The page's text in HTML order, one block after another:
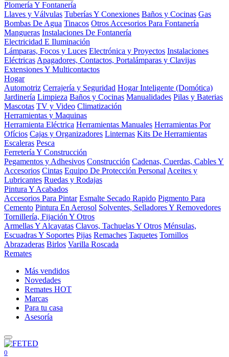
Plomería Y Fontanería
Llaves y Válvulas Tuberías Y Conexiones Baños y Cocinas Gas
Bombas De Agua Tinacos Otros Accesorios Para Fontanería
Mangueras Instalaciones De Fontanería
Electricidad E Iluminación
Lámparas, Focos y Luces Electrónica y Proyectos Instalaciones
Eléctricas Apagadores, Contactos, Portalámparas y Clavijas
Extensiones Y Multicontactos
Hogar
Automotriz Cerrajería y Seguridad Hogar Inteligente (Domótica)
Jardinería Limpieza Baños y Cocinas Manualidades Pilas y Baterias
Mascotas TV y Video Climatización
Herramientas y Maquinas
Herramienta Eléctrica Herramientas Manuales Herramientas Por
Ofícios Cajas y Organizadores Linternas Kits De Herramientas
Escaleras Pesca
Ferretería Y Construcción
Pegamentos y Adhesivos Construcción Cadenas, Cuerdas, Cables Y
Accesorios Cintas Equipo De Protección Personal Aceites y
Lubricantes Ruedas y Rodajas
Pintura Y Acabados
Accesorios Para Pintar Esmalte Secado Rapido Pigmento Para
Cemento Pintura En Aerosol Solventes, Selladores Y Removedores
Tornillería, Fijación Y Otros
Armellas Y Alcayatas Clavos, Tachuelas Y Otros Ménsulas,
Escuadras Y Soportes Pijas Remaches Taquetes Tornillos
Abrazaderas Birlos Varilla Roscada
Remates
Más vendidos
Novedades
Remates HOT
Marcas
Para tu casa
Asesoría
0